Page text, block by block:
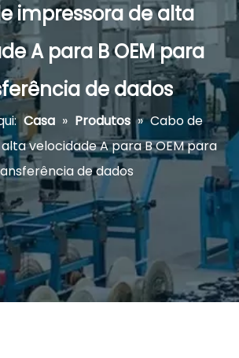
impressora de alta
A para B OEM para
de dados
Casa » Produtos » Cabo de
velocidade A para B OEM para
de dados